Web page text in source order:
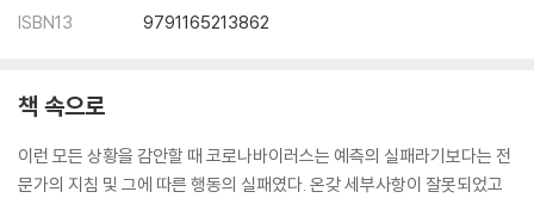
｜“과거의 수익률은 미래의 결과와 무관합니다”｜차트를 믿지 마세요｜
계검정｜효율적 시장이 비이성적 과열을 만나다｜대세 편승｜왜 우리는
다른 사람을 따르는가?｜자기과신과 승자의 저주｜왜 거품은 쉽게 꺼지
지 않을까｜가격은 옳지 않다｜소음 트레이더｜착시와 패턴｜인지적 지
름길｜질서와 무질서의 투쟁
ISBN13
9791165213862
책 속으로
이런 모든 상황을 감안할 때 코로나바이러스는 예측의 실패라기보다는 전
문가의 지침 및 그에 따른 행동의 실패였다. 온갖 세부사항이 잘못되었고